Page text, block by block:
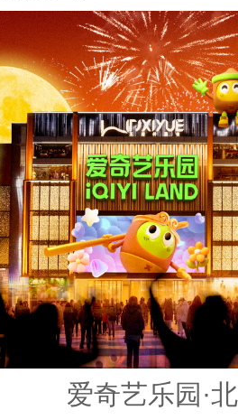
爱奇艺乐园·